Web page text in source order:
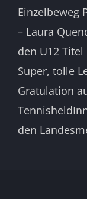
Einzelbeweg
– Laura
den U12
Super, tolle
Gratulation
den